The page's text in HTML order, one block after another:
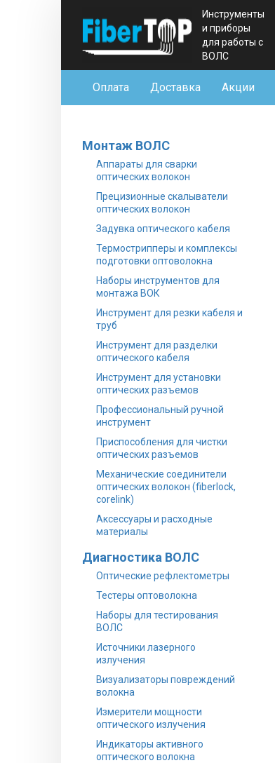
Инструменты
и приборы
для работы с
ВОЛС
Оплата Доставка Акции
Монтаж ВОЛС
Аппараты для сварки
оптических волокон
Прецизионные скалыватели
оптических волокон
Задувка оптического кабеля
Термострипперы и комплексы
подготовки оптоволокна
Наборы инструментов для
монтажа ВОК
Инструмент для резки кабеля и
труб
Инструмент для разделки
оптического кабеля
Инструмент для установки
оптических разъемов
Профессиональный ручной
инструмент
Приспособления для чистки
оптических разъемов
Механические соединители
оптических волокон (fiberlock,
corelink)
Аксессуары и расходные
материалы
Диагностика ВОЛС
Оптические рефлектометры
Тестеры оптоволокна
Наборы для тестирования
ВОЛС
Источники лазерного
излучения
Визуализаторы повреждений
волокна
Измерители мощности
оптического излучения
Индикаторы активного
оптического волокна